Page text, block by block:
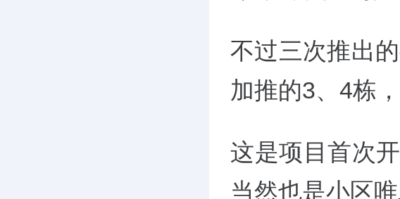
不过三次推出
加推的3、4栋
这是项目首次
当然也是小区唯